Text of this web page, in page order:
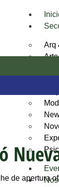
Arq
Arte
de apertura